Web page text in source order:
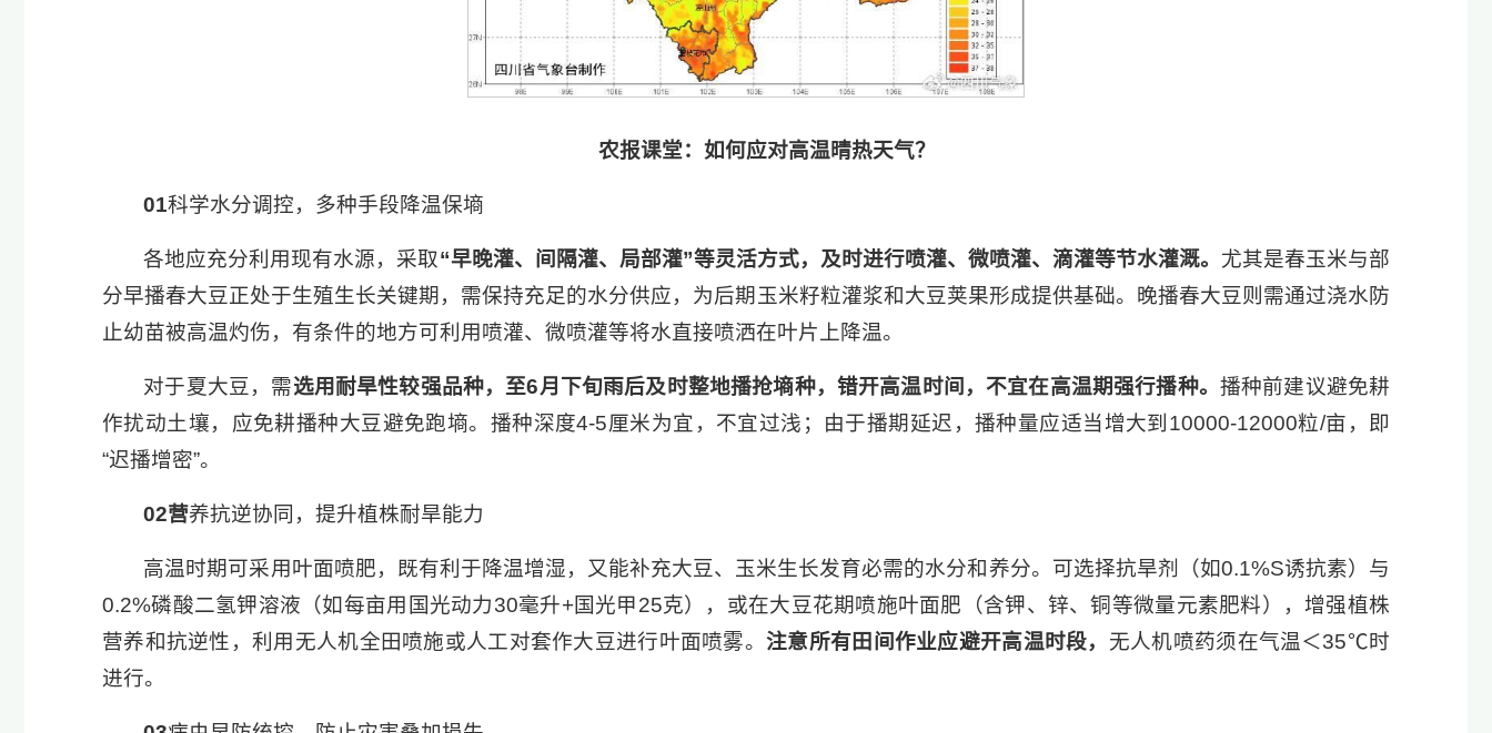
农报课堂：如何应对高温晴热天气？
01科学水分调控，多种手段降温保墒
各地应充分利用现有水源，采取“早晚灌、间隔灌、局部灌”等灵活方式，及时进行喷灌、微喷灌、滴灌等节水灌溉。 尤其是春玉米与部
分早播春大豆正处于生殖生长关键期，需保持充足的水分供应，为后期玉米籽粒灌浆和大豆荚果形成提供基础。晚播春大豆则需通过浇水防
止幼苗被高温灼伤，有条件的地方可利用喷灌、微喷灌等将水直接喷洒在叶片上降温。
对于夏大豆，需选用耐旱性较强品种，至6月下旬雨后及时整地播抢墒种，错开高温时间，不宜在高温期强行播种。 播种前建议避免耕
作扰动土壤，应免耕播种大豆避免跑墒。播种深度4-5厘米为宜，不宜过浅；由于播期延迟，播种量应适当增大到10000-12000粒/亩，即
“迟播增密”。
02营养抗逆协同，提升植株耐旱能力
高温时期可采用叶面喷肥，既有利于降温增湿，又能补充大豆、玉米生长发育必需的水分和养分。可选择抗旱剂（如0.1%S诱抗素）与
0.2%磷酸二氢钾溶液（如每亩用国光动力30毫升+国光甲25克），或在大豆花期喷施叶面肥（含钾、锌、铜等微量元素肥料），增强植株
营养和抗逆性，利用无人机全田喷施或人工对套作大豆进行叶面喷雾。注意所有田间作业应避开高温时段， 无人机喷药须在气温＜35℃时
进行。